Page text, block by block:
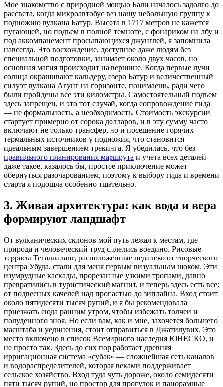
Мое знакомство с природной мощью Бали началось задолго до
рассвета, когда микроавтобус вез нашу небольшую группу к
подножию вулкана Батур. Высота в 1717 метров не кажется
пугающей, но подъем в полной темноте, с фонариком на лбу и
под аккомпанемент просыпающихся джунглей, я запомнила
навсегда. Это восхождение, доступное даже людям без
специальной подготовки, занимает около двух часов, но
основная магия происходит на вершине. Когда первые лучи
солнца окрашивают кальдеру, озеро Батур и величественный
силуэт вулкана Агунг на горизонте, понимаешь, ради чего
были пройдены все эти километры. Самостоятельный подъем
здесь запрещен, и это тот случай, когда сопровождение гида
— не формальность, а необходимость. Стоимость экскурсии
стартует примерно от сорока долларов, и в эту сумму часто
включают не только трансфер, но и посещение горячих
термальных источников у подножия, что становится
идеальным завершением трекинга. Я убедилась, что без
правильного планирования маршрута и учета всех деталей
даже такое, казалось бы, простое приключение может
обернуться разочарованием, поэтому к выбору гида и времени
старта я подошла особенно тщательно.
3. Живая архитектура: как вода и вера
формируют ландшафт
От вулканических склонов мой путь лежал к местам, где
природа и человеческий труд сплелись воедино. Рисовые
террасы Тегаллаланг, расположенные недалеко от творческого
центра Убуда, стали для меня первым визуальным шоком. Эти
изумрудные каскады, прорезанные узкими тропами, давно
превратились в туристический магнит, и теперь здесь есть все:
от подвесных качелей над пропастью до зиплайна. Вход стоит
около пятидесяти тысяч рупий, и я бы рекомендовала
приезжать сюда ранним утром, чтобы избежать толчеи и
полуденного зноя. Но если вам, как и мне, захочется большего
масштаба и уединения, стоит отправиться в Джатилувих. Это
место включено в список Всемирного наследия ЮНЕСКО, и
не просто так. Здесь до сих пор работает древняя
ирригационная система «субак» — сложнейшая сеть каналов
и водораспределителей, которая веками поддерживает
сельское хозяйство. Вход туда чуть дороже, около семидесяти
пяти тысяч рупий, но простор для прогулок и панорамные